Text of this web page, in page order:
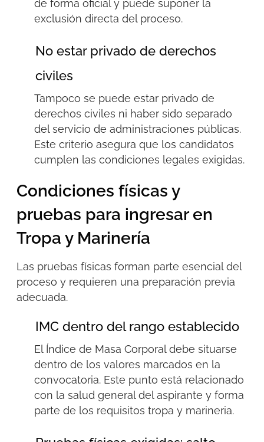
de forma oficial y puede suponer la
exclusión directa del proceso.
No estar privado de derechos
civiles
Tampoco se puede estar privado de
derechos civiles ni haber sido separado
del servicio de administraciones públicas.
Este criterio asegura que los candidatos
cumplen las condiciones legales exigidas.
Condiciones físicas y
pruebas para ingresar en
Tropa y Marinería
Las pruebas físicas forman parte esencial del
proceso y requieren una preparación previa
adecuada.
IMC dentro del rango establecido
El Índice de Masa Corporal debe situarse
dentro de los valores marcados en la
convocatoria. Este punto está relacionado
con la salud general del aspirante y forma
parte de los requisitos tropa y marineria.